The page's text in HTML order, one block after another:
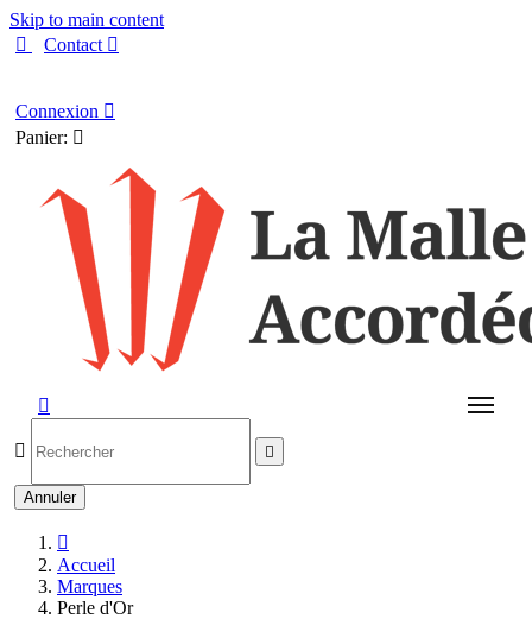
Skip to main content

Contact 
Connexion 
Panier: 

 
Annuler

Accueil
Marques
Perle d'Or